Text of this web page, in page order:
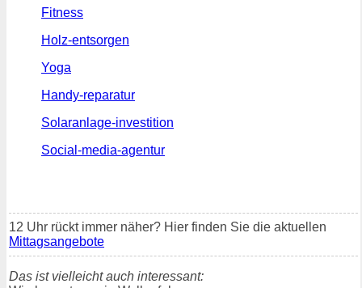
Fitness
Holz-entsorgen
Yoga
Handy-reparatur
Solaranlage-investition
Social-media-agentur
12 Uhr rückt immer näher? Hier finden Sie die aktuellen
Mittagsangebote
Das ist vielleicht auch interessant: